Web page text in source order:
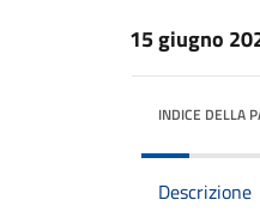
15 giugno
INDICE DELLA
Descrizione